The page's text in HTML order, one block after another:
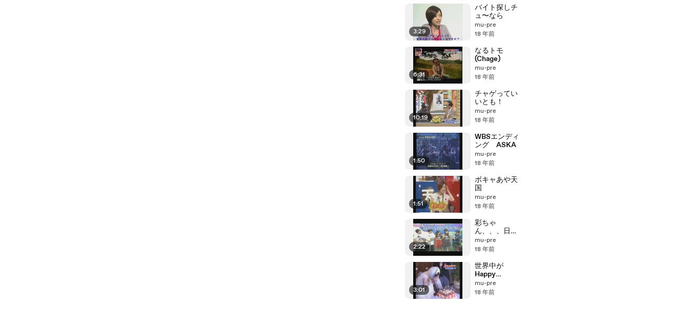
3:29
バイト探しチ
ュ〜なら
mu-pre
18 年前
6:31
なるトモ
(Chage)
mu-pre
18 年前
10:19
チャゲってい
いとも！
mu-pre
18 年前
1:50
WBSエンディ
ング ASKA
mu-pre
18 年前
1:51
ボキャあや天
国
mu-pre
18 年前
2:22
彩ちゃ
ん、、、日村
さん「気持ち悪
い...」
mu-pre
18 年前
3:01
世界中が
Happy
Birthday! 彩
ちゃん2007
mu-pre
18 年前